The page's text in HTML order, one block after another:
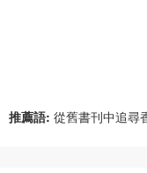
推薦語: 從舊書刊中追尋